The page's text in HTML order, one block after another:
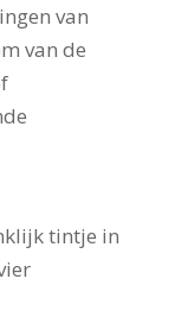
van
van de
tintje in